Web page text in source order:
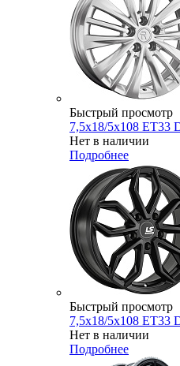
Быстрый просмотр
7,5x18/5x108 ET33
Нет в наличии
Подробнее
Быстрый просмотр
7,5x18/5x108 ET33
Нет в наличии
Подробнее